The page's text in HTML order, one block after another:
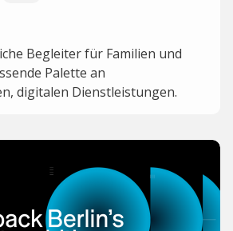
Begleiter für Familien und
Palette an
digitalen Dienstleistungen.